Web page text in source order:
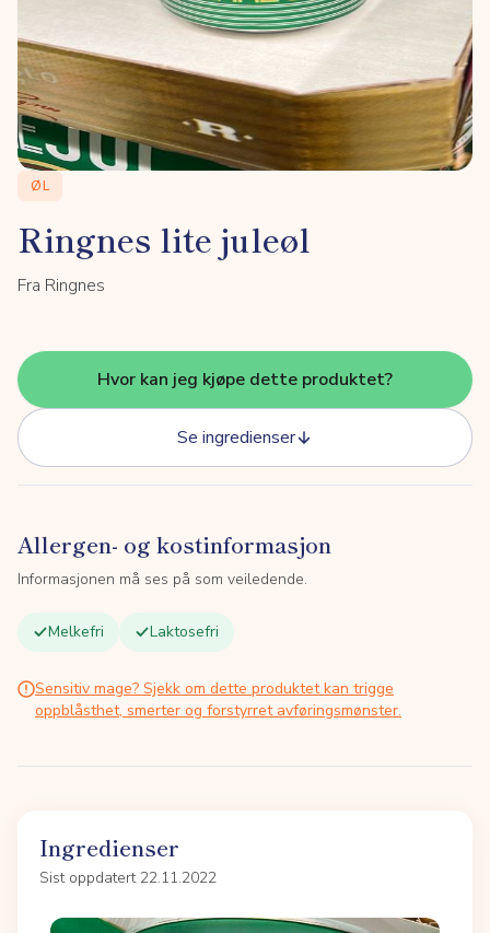
ØL
Ringnes lite juleøl
Fra Ringnes
Hvor kan jeg kjøpe dette produktet?
Se ingredienser
Allergen- og kostinformasjon
Informasjonen må ses på som veiledende.
Melkefri Laktosefri
Sensitiv mage? Sjekk om dette produktet kan trigge
oppblåsthet, smerter og forstyrret avføringsmønster.
Ingredienser
Sist oppdatert 22.11.2022